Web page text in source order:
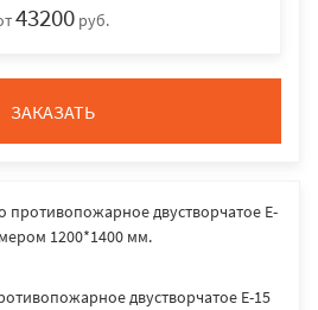
43200 руб.
ЗАКАЗАТЬ
двустворчатое E-15